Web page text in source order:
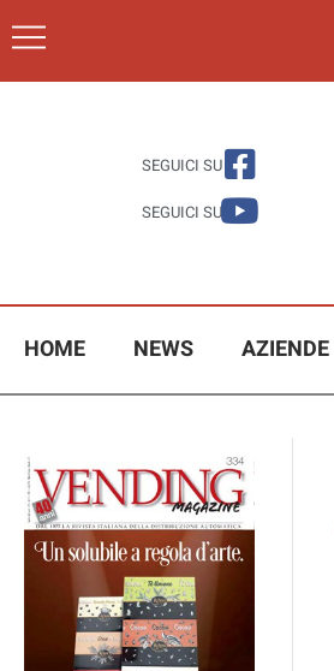
SEGUICI SU
SEGUICI SU
HOME NEWS AZIENDE